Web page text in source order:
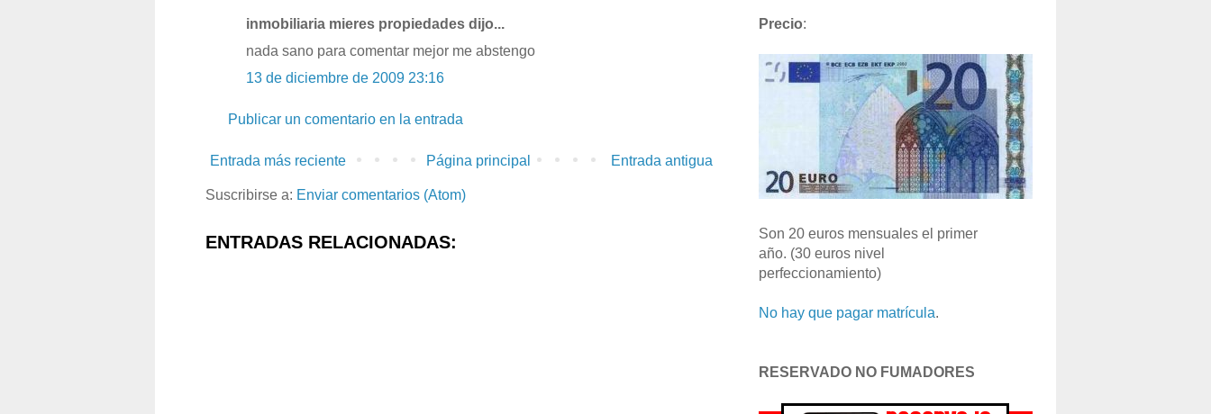
inmobiliaria mieres propiedades dijo...
nada sano para comentar mejor me abstengo
13 de diciembre de 2009 23:16
Publicar un comentario en la entrada
Entrada más reciente Entrada antigua
Página principal
Suscribirse a: Enviar comentarios (Atom)
ENTRADAS RELACIONADAS:
Precio:
Son 20 euros mensuales el primer
año. (30 euros nivel
perfeccionamiento)
No hay que pagar matrícula.
RESERVADO NO FUMADORES